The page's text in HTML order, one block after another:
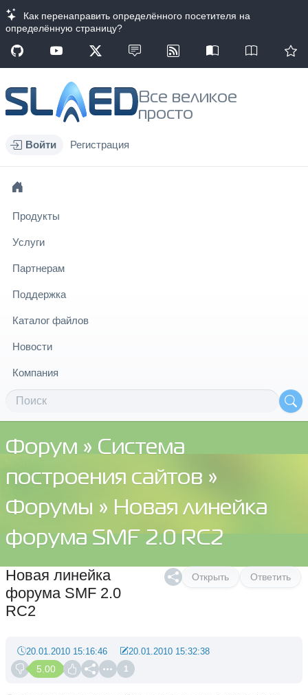
Как перенаправить определённого посетителя на
определённую страницу?
Все великое
просто
Войти Регистрация
Продукты
Услуги
Партнерам
Поддержка
Каталог файлов
Новости
Компания
Форум » Система
построения сайтов »
Форумы » Новая линейка
форума SMF 2.0 RC2
Открыть Ответить
Новая линейка
форума SMF 2.0
RC2
5.00 1
20.01.2010 15:16:46 20.01.2010 15:32:38